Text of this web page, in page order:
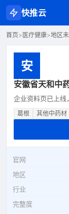
快推云
首页> 医疗健康>地区
安
安徽省天和中
企业资料页已上线
葛根 其他中药材
官网
地区
行业
完整度